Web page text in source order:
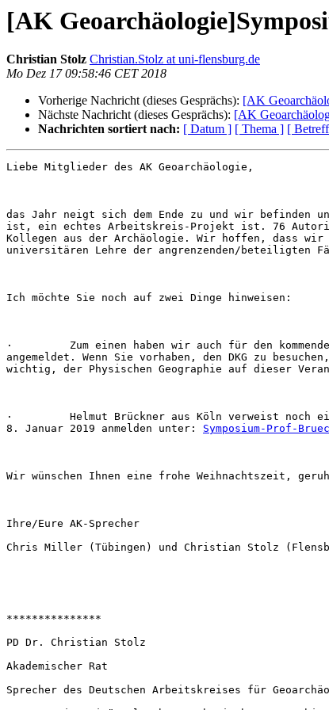
[AK
Christian Stolz Christian.Stolz at uni-flensburg.de
Mo Dez 17 09:58:46 CET 2018
Vorherige Nachricht (dieses Gesprächs): [AK
Nächste Nachricht (dieses Gesprächs): [AK
Nachrichten sortiert nach: [ Datum ] [ Thema ] [
Liebe Mitglieder des AK Geoarchäologie,
das Jahr neigt sich dem Ende zu und wir befinden
ist, ein echtes Arbeitskreis-Projekt ist. 76
Kollegen aus der Archäologie. Wir hoffen, dass
universitären Lehre der angrenzenden/beteiligten
Ich möchte Sie noch auf zwei Dinge hinweisen:
·         Zum einen haben wir auch für den
angemeldet. Wenn Sie vorhaben, den DKG zu
wichtig, der Physischen Geographie auf dieser
·         Helmut Brückner aus Köln verweist noch
8. Januar 2019 anmelden unter: Symposium-Prof-
Wir wünschen Ihnen eine frohe Weihnachtszeit,
Ihre/Eure AK-Sprecher
Chris Miller (Tübingen) und Christian Stolz
***************
PD Dr. Christian Stolz
Akademischer Rat
Sprecher des Deutschen Arbeitskreises für